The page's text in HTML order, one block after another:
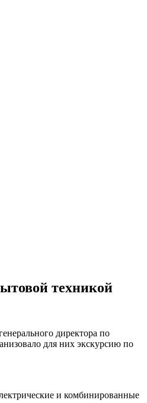
техникой
директора по
для них экскурсию по
и комбинированные